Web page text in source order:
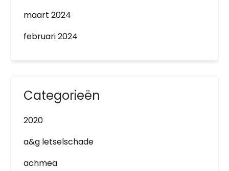
maart 2024
februari 2024
Categorieën
2020
a&g letselschade
achmea